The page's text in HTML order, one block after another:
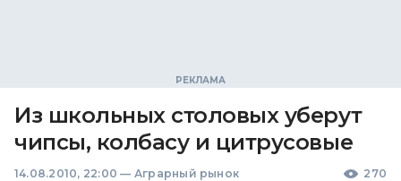
Из школьных столовых уберут
чипсы, колбасу и цитрусовые
14.08.2010, 22:00 — Аграрный рынок 270